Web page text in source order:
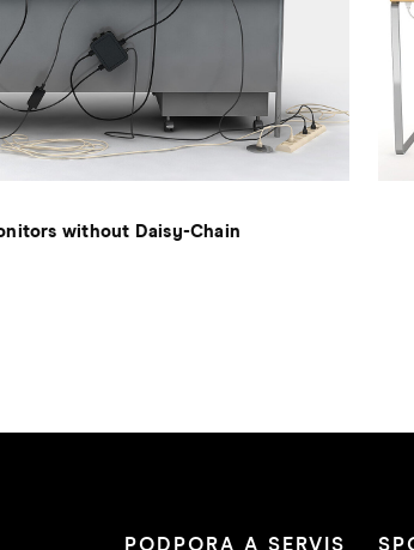
without Daisy-Chain